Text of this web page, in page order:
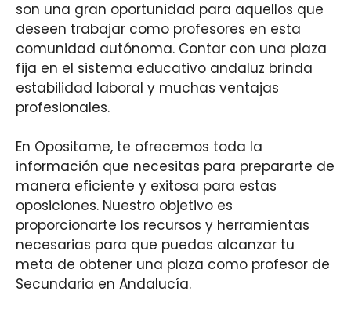
son una gran oportunidad para aquellos que
deseen trabajar como profesores en esta
comunidad autónoma. Contar con una plaza
fija en el sistema educativo andaluz brinda
estabilidad laboral y muchas ventajas
profesionales.
En Opositame, te ofrecemos toda la
información que necesitas para prepararte de
manera eficiente y exitosa para estas
oposiciones. Nuestro objetivo es
proporcionarte los recursos y herramientas
necesarias para que puedas alcanzar tu
meta de obtener una plaza como profesor de
Secundaria en Andalucía.